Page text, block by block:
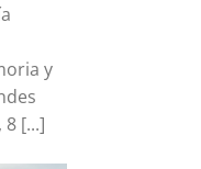
y
[...]